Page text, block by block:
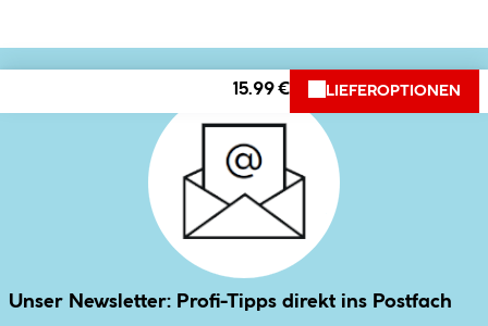
15.99 € LIEFEROPTIONEN
Unser Newsletter: Profi-Tipps direkt ins Postfach